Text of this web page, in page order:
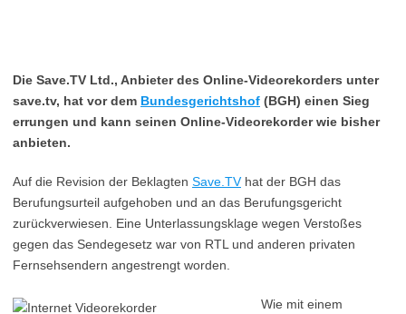
Die Save.TV Ltd., Anbieter des Online-Videorekorders unter
save.tv, hat vor dem Bundesgerichtshof (BGH) einen Sieg
errungen und kann seinen Online-Videorekorder wie bisher
anbieten.
Auf die Revision der Beklagten Save.TVhat der BGH das
Berufungsurteil aufgehoben und an das Berufungsgericht
zurückverwiesen. Eine Unterlassungsklage wegen Verstoßes
gegen das Sendegesetz war von RTL und anderen privaten
Fernsehsendern angestrengt worden.
Wie mit einem